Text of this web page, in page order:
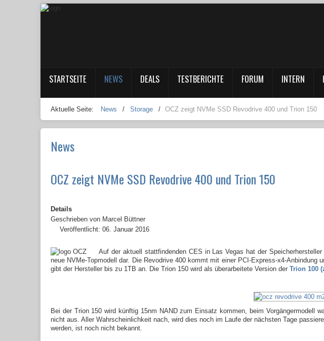
STARTSEITE NEWS DEALS TESTBERICHTE FORUM INTERN
Aktuelle Seite: News / Storage / OCZ zeigt NVMe SSD Revodrive 400 und Trion 150
News
OCZ zeigt NVMe SSD Revodrive 400 und Trion 150
Details
Geschrieben von Marcel Büttner
Veröffentlicht: 06. Januar 2016
Auf der aktuell stattfindenden CES in Las Vegas hat der
neue NVMe-Topmodell dar. Die Revodrive 400 kommt mit einer PCI-Express-x4-
gibt der Hersteller bis zu 1TB an. Die Trion 150 wird als überarbeitete Version der Trion 100
Bei der Trion 150 wird künftig 15nm NAND zum Einsatz kommen, beim Vorgängermodell
nicht aus. Aller Wahrscheinlichkeit nach, wird dies noch im Laufe der nächsten Tage
werden, ist noch nicht bekannt.